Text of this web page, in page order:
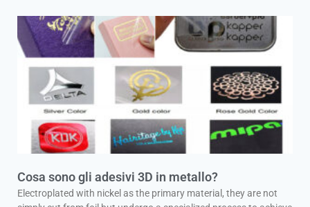
Cosa sono gli adesivi 3D in metallo?
Electroplated with nickel as the primary material, they are not